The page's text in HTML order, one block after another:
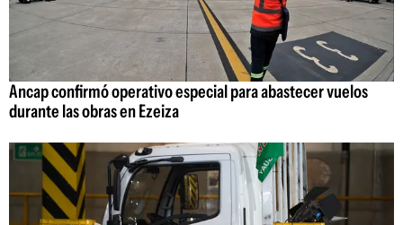
Ancap confirmó operativo especial para abastecer vuelos
durante las obras en Ezeiza